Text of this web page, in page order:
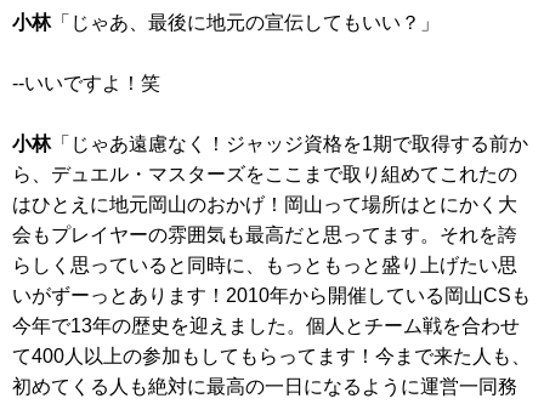
小林「じゃあ、最後に地元の宣伝してもいい？」
--いいですよ！笑
小林「じゃあ遠慮なく！ジャッジ資格を1期で取得する前か
ら、デュエル・マスターズをここまで取り組めてこれたの
はひとえに地元岡山のおかげ！岡山って場所はとにかく大
会もプレイヤーの雰囲気も最高だと思ってます。それを誇
らしく思っていると同時に、もっともっと盛り上げたい思
いがずーっとあります！2010年から開催している岡山CSも
今年で13年の歴史を迎えました。個人とチーム戦を合わせ
て400人以上の参加もしてもらってます！今まで来た人も、
初めてくる人も絶対に最高の一日になるように運営一同務